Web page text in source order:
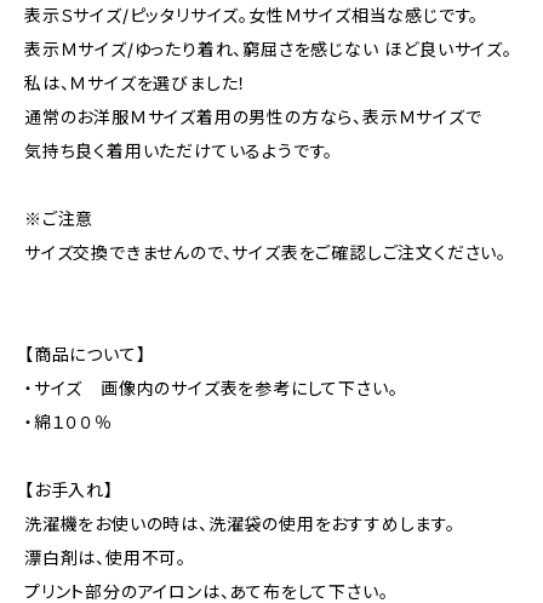
表示Ｓサイズ/ピッタリサイズ。女性Ｍサイズ相当な感じです。
表示Ｍサイズ/ゆったり着れ、窮屈さを感じない ほど良いサイズ。
私は、Ｍサイズを選びました！
通常のお洋服Ｍサイズ着用の男性の方なら、表示Ｍサイズで
気持ち良く着用いただけているようです。
※ご注意
サイズ交換できませんので、サイズ表をご確認しご注文ください。
【商品について】
・サイズ 画像内のサイズ表を参考にして下さい。
・綿１００％
【お手入れ】
洗濯機をお使いの時は、洗濯袋の使用をおすすめします。
漂白剤は、使用不可。
プリント部分のアイロンは、あて布をして下さい。